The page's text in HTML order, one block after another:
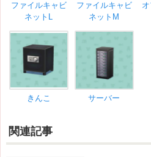
ファイルキャビ
ネットL
ファイルキャビ
ネットM
きんこ サーバー
関連記事